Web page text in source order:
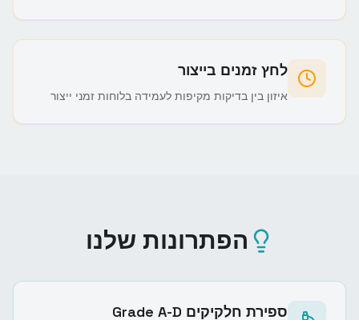
לחץ זמנים בייצור
איזון בין בדיקות מקיפות לעמידה בלוחות זמני ייצור
הפתרונות שלנו
ספירת חלקיקים Grade A-D